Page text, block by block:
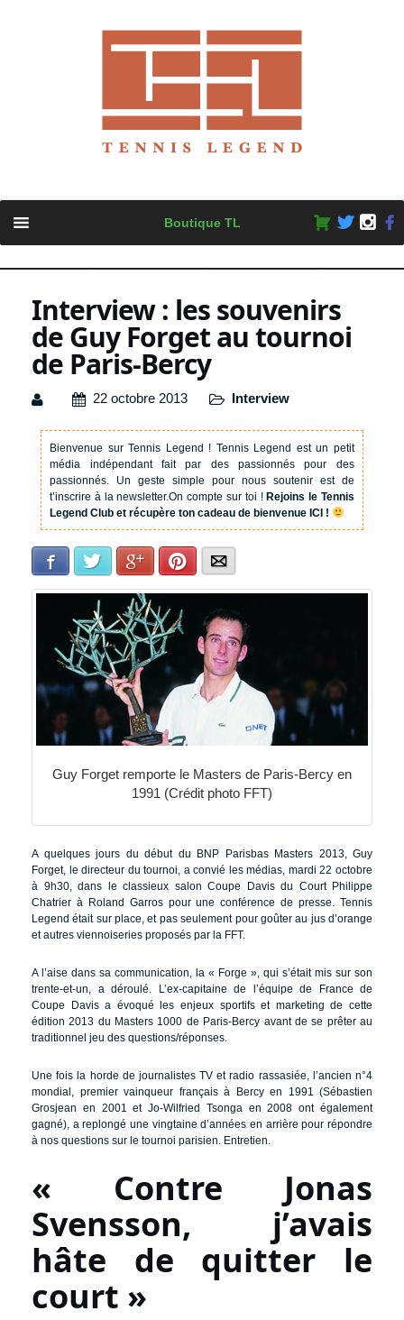
content
Boutique TL
Interview : les souvenirs
de Guy Forget au tournoi
de Paris-Bercy
22 octobre 2013 Interview
Bienvenue sur Tennis Legend ! Tennis Legend est un petit
média indépendant fait par des passionnés pour des
passionnés. Un geste simple pour nous soutenir est de
t’inscrire à la newsletter.On compte sur toi !Rejoins le Tennis
Legend Club et récupère ton cadeau de bienvenue ICI !
Facebook Twitter Google+Pinterest
Guy Forget remporte le Masters de Paris-Bercy en
1991 (Crédit photo FFT)
A quelques jours du début du BNP Parisbas Masters 2013, Guy
Forget, le directeur du tournoi, a convié les médias, mardi 22 octobre
à 9h30, dans le classieux salon Coupe Davis du Court Philippe
Chatrier à Roland Garros pour une conférence de presse. Tennis
Legend était sur place, et pas seulement pour goûter au jus d’orange
et autres viennoiseries proposés par la FFT.
A l’aise dans sa communication, la « Forge », qui s’était mis sur son
trente-et-un, a déroulé. L’ex-capitaine de l’équipe de France de
Coupe Davis a évoqué les enjeux sportifs et marketing de cette
édition 2013 du Masters 1000 de Paris-Bercy avant de se prêter au
traditionnel jeu des questions/réponses.
Une fois la horde de journalistes TV et radio rassasiée, l’ancien n°4
mondial, premier vainqueur français à Bercy en 1991 (Sébastien
Grosjean en 2001 et Jo-Wilfried Tsonga en 2008 ont également
gagné), a replongé une vingtaine d’années en arrière pour répondre
à nos questions sur le tournoi parisien. Entretien.
« Contre Jonas
Svensson, j’avais
hâte de quitter le
court »